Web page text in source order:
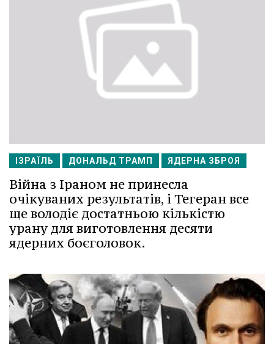
ІЗРАЇЛЬ ДОНАЛЬД ТРАМП ЯДЕРНА ЗБРОЯ
Війна з Іраном не принесла
очікуваних результатів, і Тегеран все
ще володіє достатньою кількістю
урану для виготовлення десяти
ядерних боєголовок.